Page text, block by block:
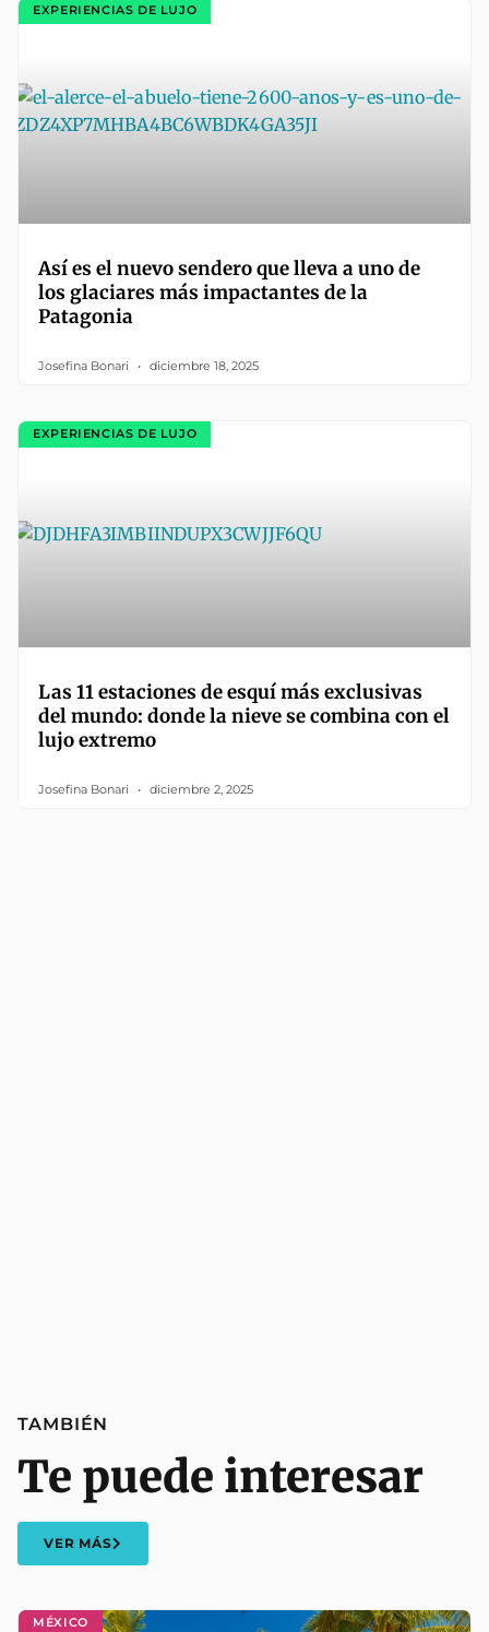
EXPERIENCIAS DE LUJO
Así es el nuevo sendero que lleva a uno de
los glaciares más impactantes de la
Patagonia
Josefina Bonari diciembre 18, 2025
EXPERIENCIAS DE LUJO
Las 11 estaciones de esquí más exclusivas
del mundo: donde la nieve se combina con el
lujo extremo
Josefina Bonari diciembre 2, 2025
MÉXICO
TAMBIÉN
Te puede interesar
VER MÁS